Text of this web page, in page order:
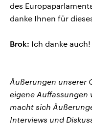
des
danke Ihnen für
Brok: Ich danke auch!
Äußerungen unserer
eigene Auffassungen
macht sich
Interviews und